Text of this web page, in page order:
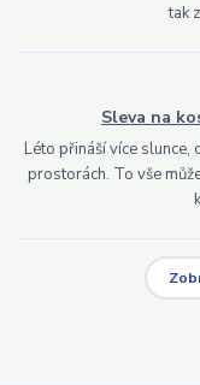
tak
Sleva na
Léto přináší více slunce,
prostorách. To vše